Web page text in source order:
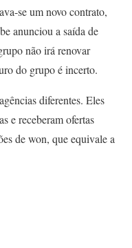
se um novo contrato,
anunciou a saída de
não irá renovar
do grupo é incerto.
diferentes. Eles
e receberam ofertas
de won, que equivale a